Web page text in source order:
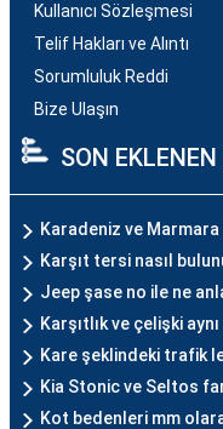
Kullanıcı Sözleşmesi
Telif Hakları ve Alıntı
Sorumluluk Reddi
Bize Ulaşın
SON
Karadeniz ve
Karşıt tersi nasıl
Jeep şase no ile ne
Karşıtlık ve çelişki
Kare şeklindeki trafik
Kia Stonic ve Seltos
Kot bedenleri mm